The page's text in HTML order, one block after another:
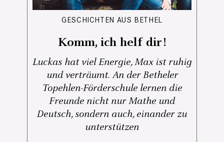
GESCHICHTEN AUS BETHEL
Komm, ich helf dir!
Luckas hat viel Energie, Max ist ruhig
und verträumt. An der Betheler
Topehlen-Förderschule lernen die
Freunde nicht nur Mathe und
Deutsch, sondern auch, einander zu
unterstützen